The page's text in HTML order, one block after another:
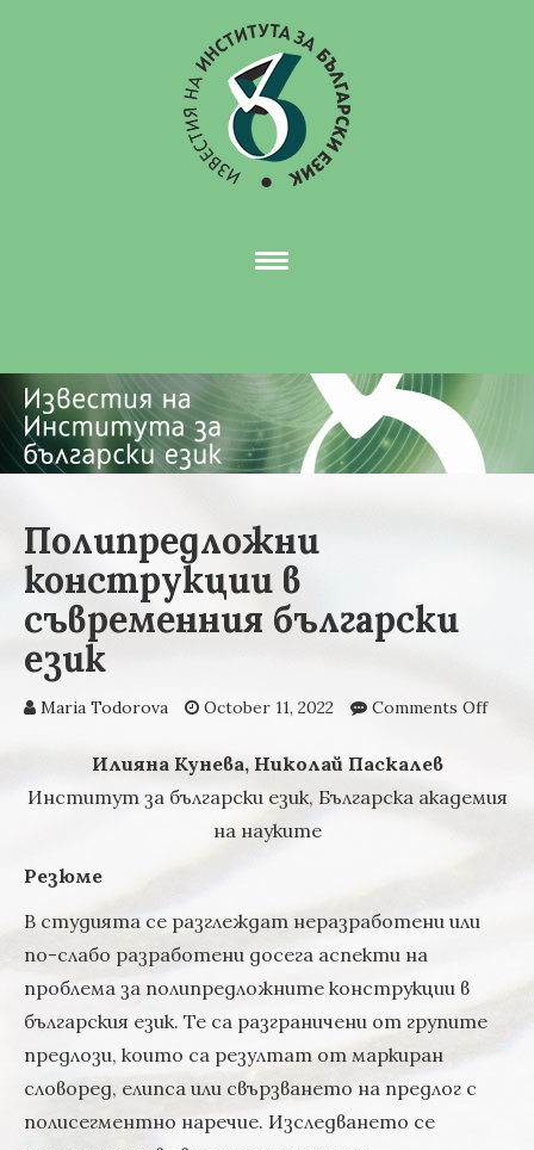
Полипредложни
конструкции в
съвременния български
език
Maria Todorova October 11, 2022 Comments Offon
Илияна Кунева, Николай Паскалев
Институт за български език, Българска академия
на науките
Резюме
В студията се разглеждат неразработени или
по-слабо разработени досега аспекти на
проблема за полипредложните конструкции в
българския език. Те са разграничени от групите
предлози, които са резултат от маркиран
словоред, елипса или свързването на предлог с
полисегментно наречие. Изследването се